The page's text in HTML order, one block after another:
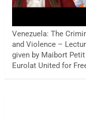
Venezuela: The
and Violence –
given by Maibort
Eurolat United for